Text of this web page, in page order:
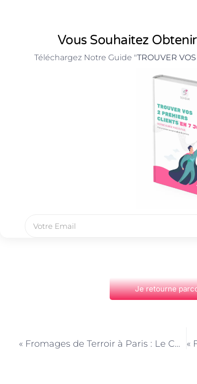
Vous Souhaitez
Téléchargez Notre Guide "TROUVER
Je retourne
« Fromages de Terroir à Paris : Le Choix du Crémier pour les Spécialités Régionales »